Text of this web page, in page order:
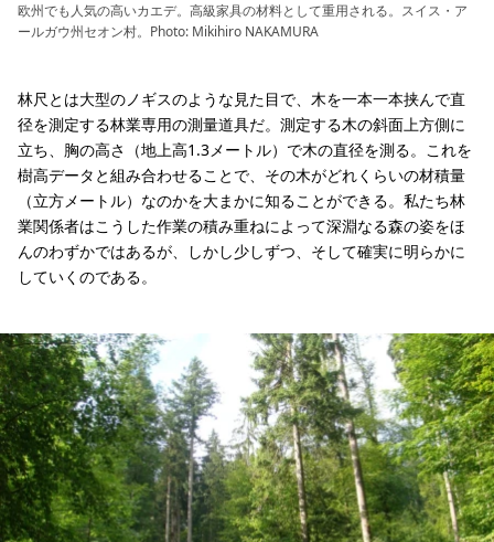
欧州でも人気の高いカエデ。高級家具の材料として重用される。スイス・ア
ールガウ州セオン村。Photo: Mikihiro NAKAMURA
林尺とは大型のノギスのような見た目で、木を一本一本挟んで直
径を測定する林業専用の測量道具だ。測定する木の斜面上方側に
立ち、胸の高さ（地上高1.3メートル）で木の直径を測る。これを
樹高データと組み合わせることで、その木がどれくらいの材積量
（立方メートル）なのかを大まかに知ることができる。私たち林
業関係者はこうした作業の積み重ねによって深淵なる森の姿をほ
んのわずかではあるが、しかし少しずつ、そして確実に明らかに
していくのである。